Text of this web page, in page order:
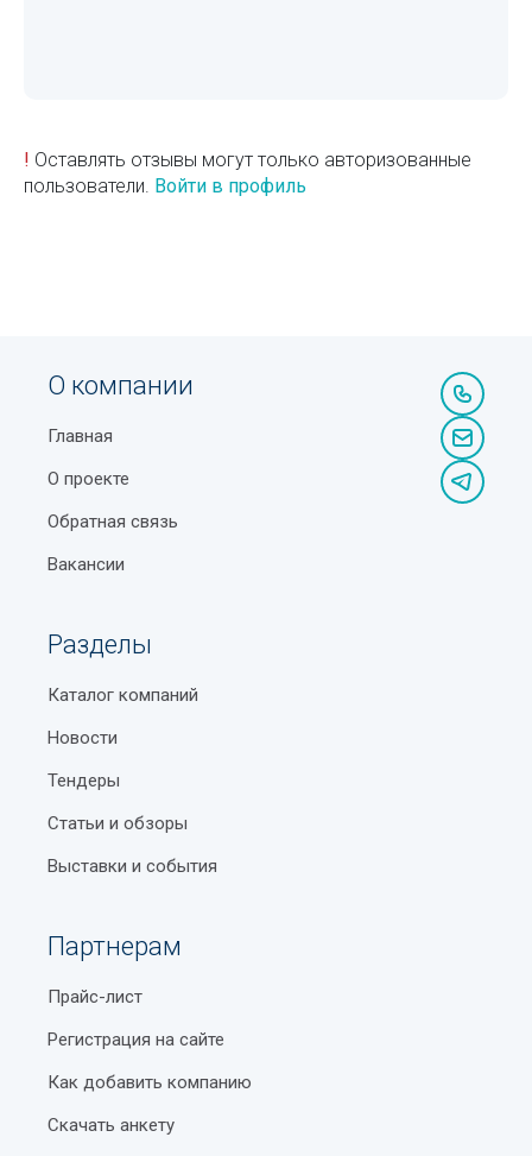
! Оставлять отзывы могут только авторизованные
пользователи. Войти в профиль
О компании
Главная
О проекте
Обратная связь
Вакансии
Разделы
Каталог компаний
Новости
Тендеры
Статьи и обзоры
Выставки и события
Партнерам
Прайс-лист
Регистрация на сайте
Как добавить компанию
Скачать анкету